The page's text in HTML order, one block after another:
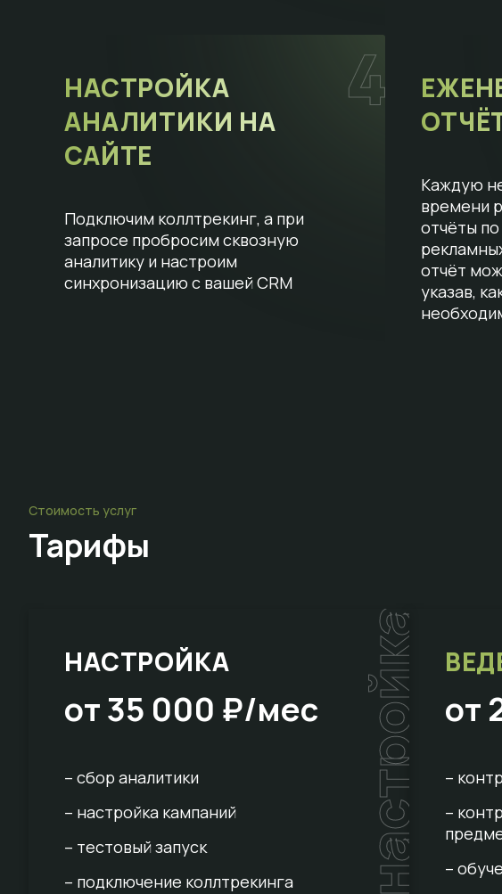
НАСТРОЙКА
АНАЛИТИКИ НА
САЙТЕ
Подключим коллтрекинг, а при
запросе пробросим сквозную
аналитику и настроим
синхронизацию с вашей CRM
Каждую
времени
отчёты
отчёт
указав,
Стоимость услуг
Тарифы
настройка
НАСТРОЙКА
от 35 000 ₽/мес
– сбор аналитики
– настройка кампаний
– тестовый запуск
– подключение коллтрекинга
от
–
–
–